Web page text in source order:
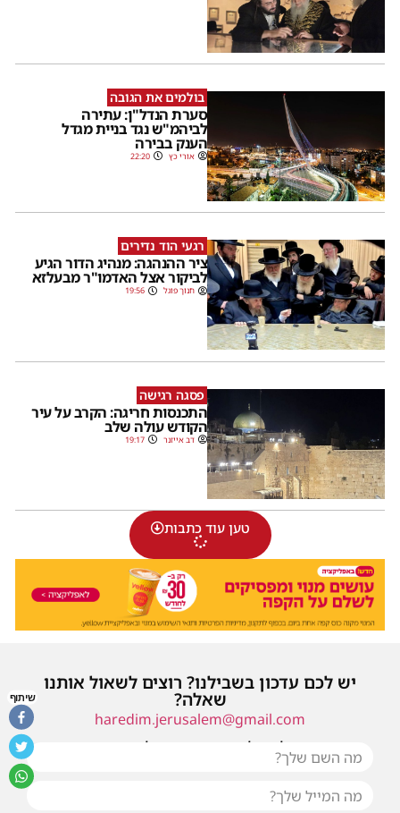
בולמים את הגובה
סערת הנדל"ן: עתירה
לביהמ"ש נגד בניית מגדל
הענק בבירה
אורי כץ 22:20
רגעי הוד נדירים
ציר ההנהגה: מנהיג הדור הגיע
לביקור אצל האדמו"ר מבעלזא
חנוך פוגל 19:56
פסגה רגישה
התכנסות חריגה: הקרב על עיר
הקודש עולה שלב
דב אייזנר 19:17
טען עוד כתבות
יש לכם עדכון בשבילנו? רוצים לשאול אותנו
שאלה?
haredim.jerusalem@gmail.com
או שילחו אלינו פנייה ונחזור אליכם בהקדם
שיתוף